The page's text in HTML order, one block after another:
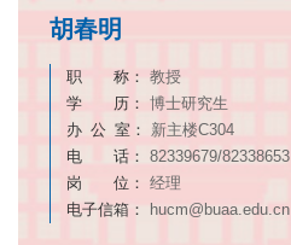
胡春明
职 称： 教授
学 历： 博士研究生
办 公 室： 新主楼C304
电 话： 82339679/82338653
岗 位： 经理
电子信箱：
hucm@buaa.edu.cn